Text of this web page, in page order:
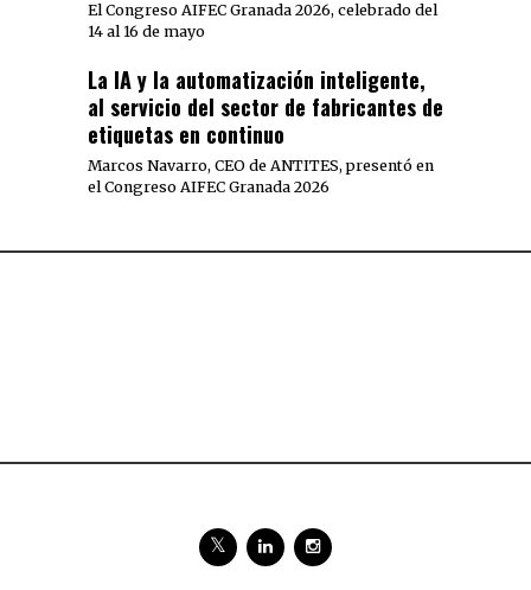
El Congreso AIFEC Granada 2026, celebrado del
14 al 16 de mayo
La IA y la automatización inteligente,
al servicio del sector de fabricantes de
etiquetas en continuo
Marcos Navarro, CEO de ANTITES, presentó en
el Congreso AIFEC Granada 2026